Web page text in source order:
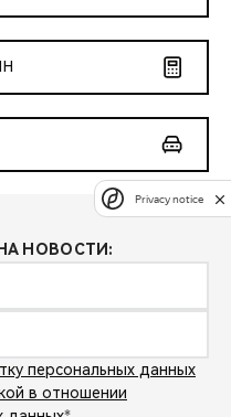
НОВОСТИ:
персональных данных
в отношении
Privacy notice